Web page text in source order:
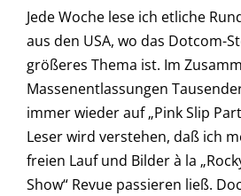
Jede Woche lese ich etliche
aus den USA, wo das Dotcom-
größeres Thema ist. Im
Massenentlassungen
immer wieder auf „Pink Slip
Leser wird verstehen, daß ich
freien Lauf und Bilder à la
Show“ Revue passieren ließ.